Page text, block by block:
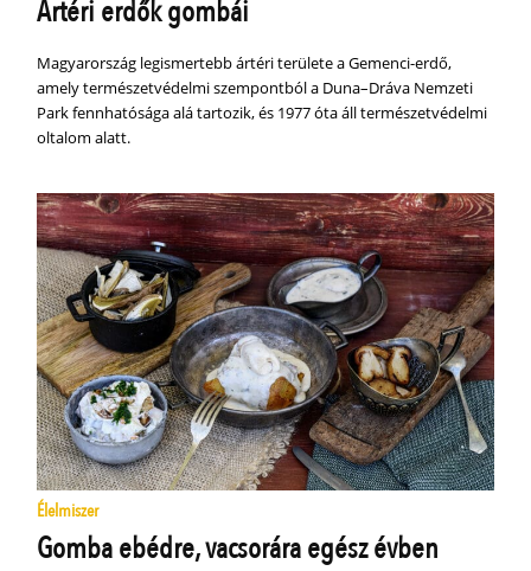
Ártéri erdők gombái
Magyarország legismertebb ártéri területe a Gemenci-erdő,
amely természetvédelmi szempontból a Duna–Dráva Nemzeti
Park fennhatósága alá tartozik, és 1977 óta áll természetvédelmi
oltalom alatt.
Élelmiszer
Gomba ebédre, vacsorára egész évben